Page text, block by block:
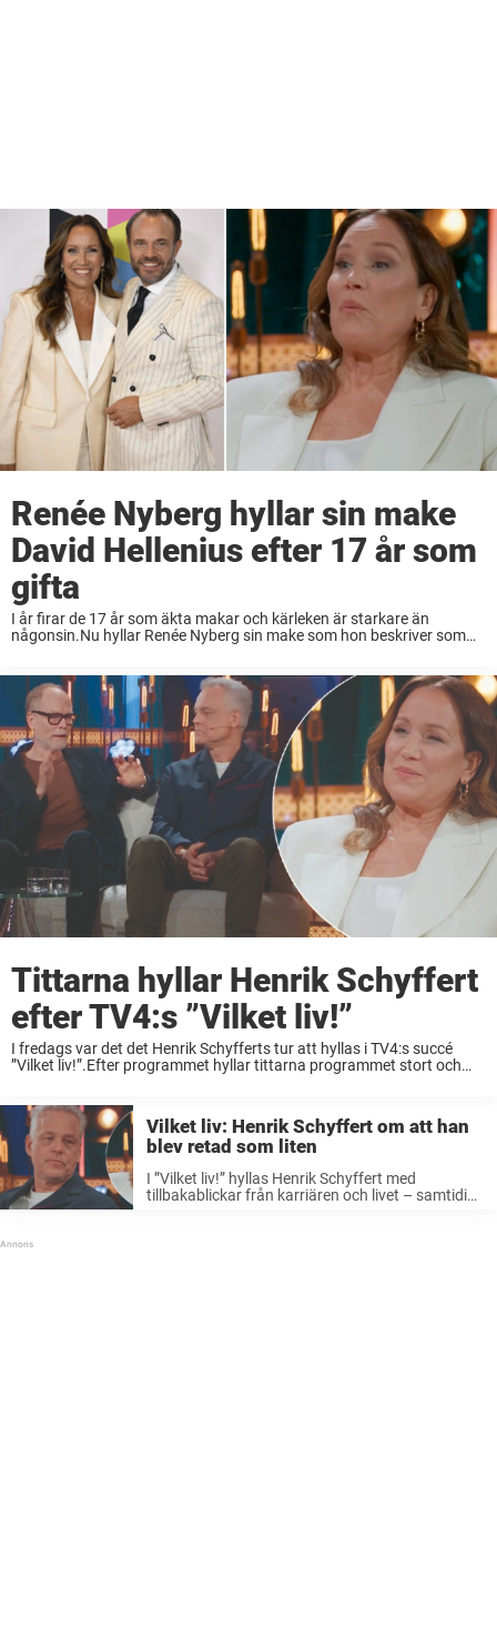
Renée Nyberg hyllar sin make
David Hellenius efter 17 år som
gifta
I år firar de 17 år som äkta makar och kärleken är starkare än
någonsin.Nu hyllar Renée Nyberg sin make som hon beskriver som
Tittarna hyllar Henrik Schyffert
efter TV4:s ”Vilket liv!”
I fredags var det det Henrik Schyfferts tur att hyllas i TV4:s succé
”Vilket liv!”.Efter programmet hyllar tittarna programmet stort och
Vilket liv: Henrik Schyffert om att han
blev retad som liten
I ”Vilket liv!” hyllas Henrik Schyffert med
tillbakablickar från karriären och livet – samtidigt